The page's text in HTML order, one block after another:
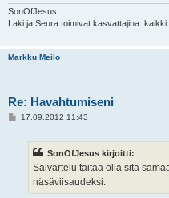
SonOfJesus
Laki ja Seura toimivat kasvattajina:
Markku Meilo
Re: Havahtumiseni
V17.09.2012 11:43
SonOfJesus kirjoitti:
Saivartelu taitaa olla sitä
näsäviisaudeksi.